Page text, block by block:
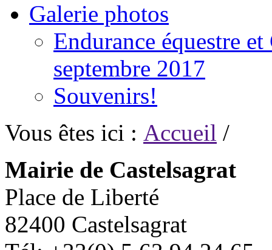
Galerie photos
Endurance équestre
septembre 2017
Souvenirs!
Vous êtes ici : Accueil /
Mairie de Castelsagrat
Place de Liberté
82400 Castelsagrat